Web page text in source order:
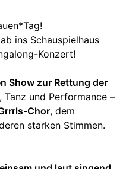
ins Schauspielhaus
Konzert!
Show zur Rettung der
und Performance –
Chor, dem
starken Stimmen.